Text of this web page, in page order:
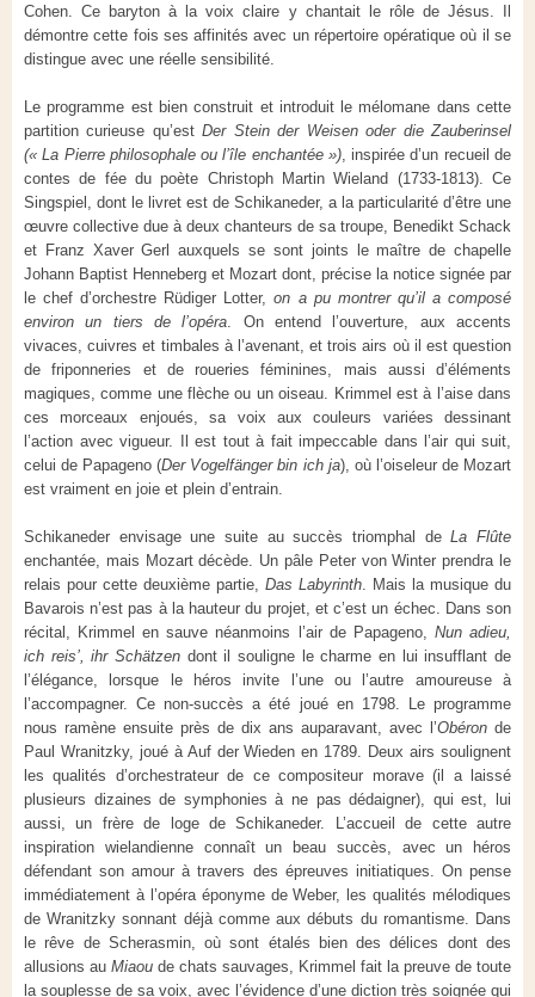
Cohen. Ce baryton à la voix claire y chantait le rôle de Jésus. Il
démontre cette fois ses affinités avec un répertoire opératique où il se
distingue avec une réelle sensibilité.
Le programme est bien construit et introduit le mélomane dans cette
partition curieuse qu’estDer Stein der Weisen oder die Zauberinsel
(« La Pierre philosophale ou l’île enchantée »), inspirée d’un recueil de
contes de fée du poète Christoph Martin Wieland (1733-1813). Ce
Singspiel, dont le livret est de Schikaneder, a la particularité d’être une
œuvre collective due à deux chanteurs de sa troupe, Benedikt Schack
et Franz Xaver Gerl auxquels se sont joints le maître de chapelle
Johann Baptist Henneberg et Mozart dont, précise la notice signée par
le chef d’orchestre Rüdiger Lotter,on a pu montrer qu’il a composé
environ un tiers de l’opéra . On entend l’ouverture, aux accents
vivaces, cuivres et timbales à l’avenant, et trois airs où il est question
de friponneries et de roueries féminines, mais aussi d’éléments
magiques, comme une flèche ou un oiseau. Krimmel est à l’aise dans
ces morceaux enjoués, sa voix aux couleurs variées dessinant
l’action avec vigueur. Il est tout à fait impeccable dans l’air qui suit,
celui de Papageno (Der Vogelfänger bin ich ja), où l’oiseleur de Mozart
est vraiment en joie et plein d’entrain.
Schikaneder envisage une suite au succès triomphal deLa Flûte
enchantée, mais Mozart décède. Un pâle Peter von Winter prendra le
relais pour cette deuxième partie, Das Labyrinth . Mais la musique du
Bavarois n’est pas à la hauteur du projet, et c’est un échec. Dans son
récital, Krimmel en sauve néanmoins l’air de Papageno, Nun adieu,
ich reis’, ihr Schätzen dont il souligne le charme en lui insufflant de
l’élégance, lorsque le héros invite l’une ou l’autre amoureuse à
l’accompagner. Ce non-succès a été joué en 1798. Le programme
nous ramène ensuite près de dix ans auparavant, avec l’Obéron de
Paul Wranitzky, joué à Auf der Wieden en 1789. Deux airs soulignent
les qualités d’orchestrateur de ce compositeur morave (il a laissé
plusieurs dizaines de symphonies à ne pas dédaigner), qui est, lui
aussi, un frère de loge de Schikaneder. L’accueil de cette autre
inspiration wielandienne connaît un beau succès, avec un héros
défendant son amour à travers des épreuves initiatiques. On pense
immédiatement à l’opéra éponyme de Weber, les qualités mélodiques
de Wranitzky sonnant déjà comme aux débuts du romantisme. Dans
le rêve de Scherasmin, où sont étalés bien des délices dont des
allusions au Miaou de chats sauvages, Krimmel fait la preuve de toute
la souplesse de sa voix, avec l’évidence d’une diction très soignée qui